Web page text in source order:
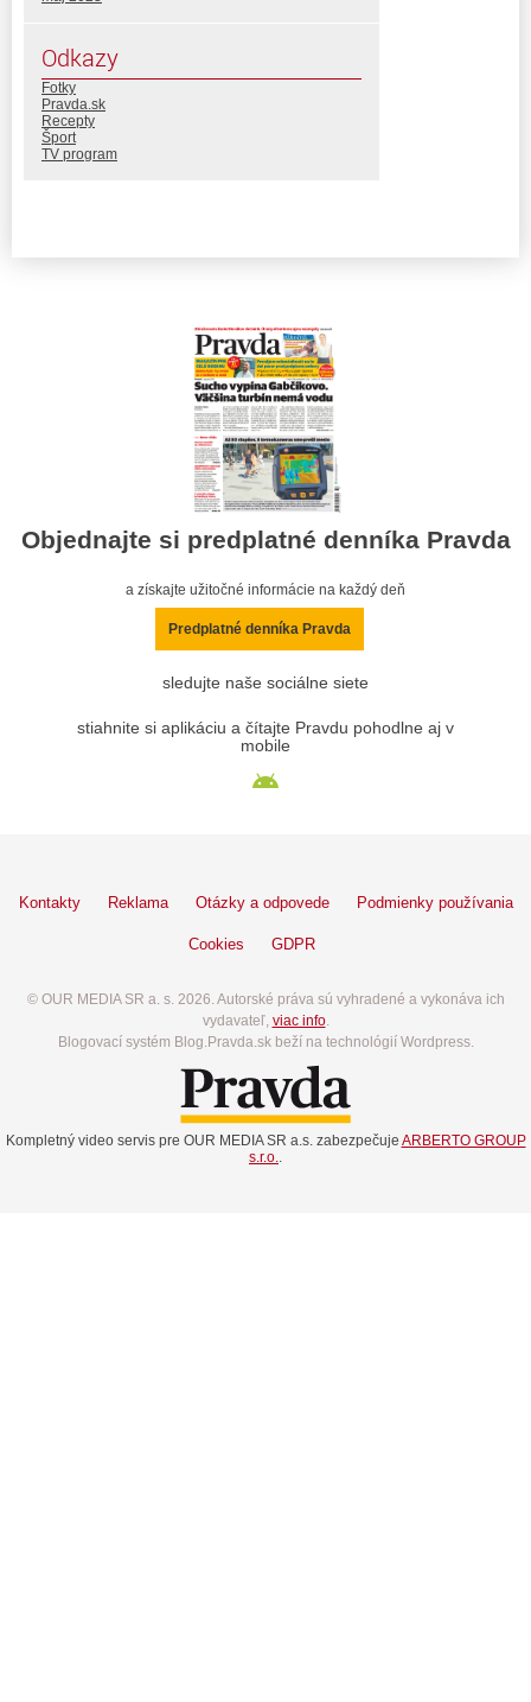
Odkazy
Fotky
Pravda.sk
Recepty
Šport
TV program
Objednajte si predplatné denníka Pravda
a získajte užitočné informácie na každý deň
Predplatné denníka Pravda
sledujte naše sociálne siete
stiahnite si aplikáciu a čítajte Pravdu pohodlne aj v
mobile
Kontakty Reklama Otázky a odpovede Podmienky používania
Cookies GDPR
© OUR MEDIA SR a. s. 2026. Autorské práva sú vyhradené a vykonáva ich
vydavateľ, viac info.
Blogovací systém Blog.Pravda.sk beží na technológií Wordpress.
Kompletný video servis pre OUR MEDIA SR a.s. zabezpečuje ARBERTO GROUP
s.r.o..